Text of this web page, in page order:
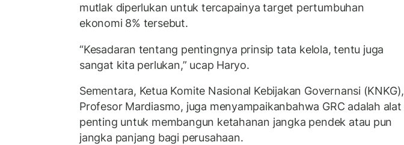
mutlak diperlukan untuk tercapainya target pertumbuhan
ekonomi 8% tersebut.
“Kesadaran tentang pentingnya prinsip tata kelola, tentu juga
sangat kita perlukan,” ucap Haryo.
Sementara, Ketua Komite Nasional Kebijakan Governansi (KNKG),
Profesor Mardiasmo, juga menyampaikanbahwa GRC adalah alat
penting untuk membangun ketahanan jangka pendek atau pun
jangka panjang bagi perusahaan.